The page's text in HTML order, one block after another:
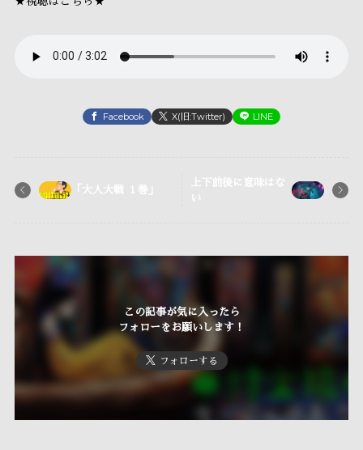
Facebook X(旧:Twitter) LINE
「大人大戦 １巻」
上下前後に意味はな
い
この記事が気に入ったら
フォローをお願いします！
フォローする